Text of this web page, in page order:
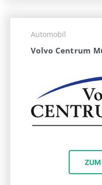
Automobil
Volvo Centrum
ZUM